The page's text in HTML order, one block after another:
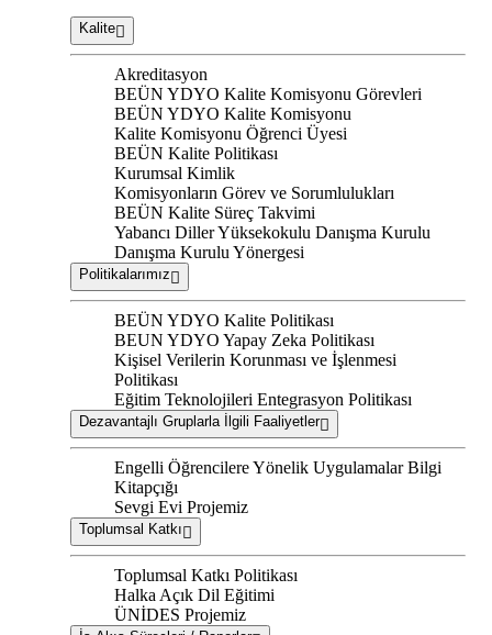
Kalite
Akreditasyon
BEÜN YDYO Kalite Komisyonu Görevleri
BEÜN YDYO Kalite Komisyonu
Kalite Komisyonu Öğrenci Üyesi
BEÜN Kalite Politikası
Kurumsal Kimlik
Komisyonların Görev ve Sorumlulukları
BEÜN Kalite Süreç Takvimi
Yabancı Diller Yüksekokulu Danışma Kurulu
Danışma Kurulu Yönergesi
Politikalarımız
BEÜN YDYO Kalite Politikası
BEUN YDYO Yapay Zeka Politikası
Kişisel Verilerin Korunması ve İşlenmesi
Politikası
Eğitim Teknolojileri Entegrasyon Politikası
Dezavantajlı Gruplarla İlgili Faaliyetler
Engelli Öğrencilere Yönelik Uygulamalar Bilgi
Kitapçığı
Sevgi Evi Projemiz
Toplumsal Katkı
Toplumsal Katkı Politikası
Halka Açık Dil Eğitimi
ÜNİDES Projemiz